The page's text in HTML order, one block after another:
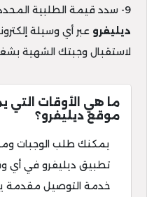
9- سدد قيمة الطلبية المحددة بعد تفعيل
ديليفرو عبر أي وسيلة
لاستقبال وجبتك الشهية
ما هي الأوقات
موقع ديليفرو؟
يمكنك طلب الوجبات
تطبيق ديليفرو في أي
خدمة التوصيل مقدمة